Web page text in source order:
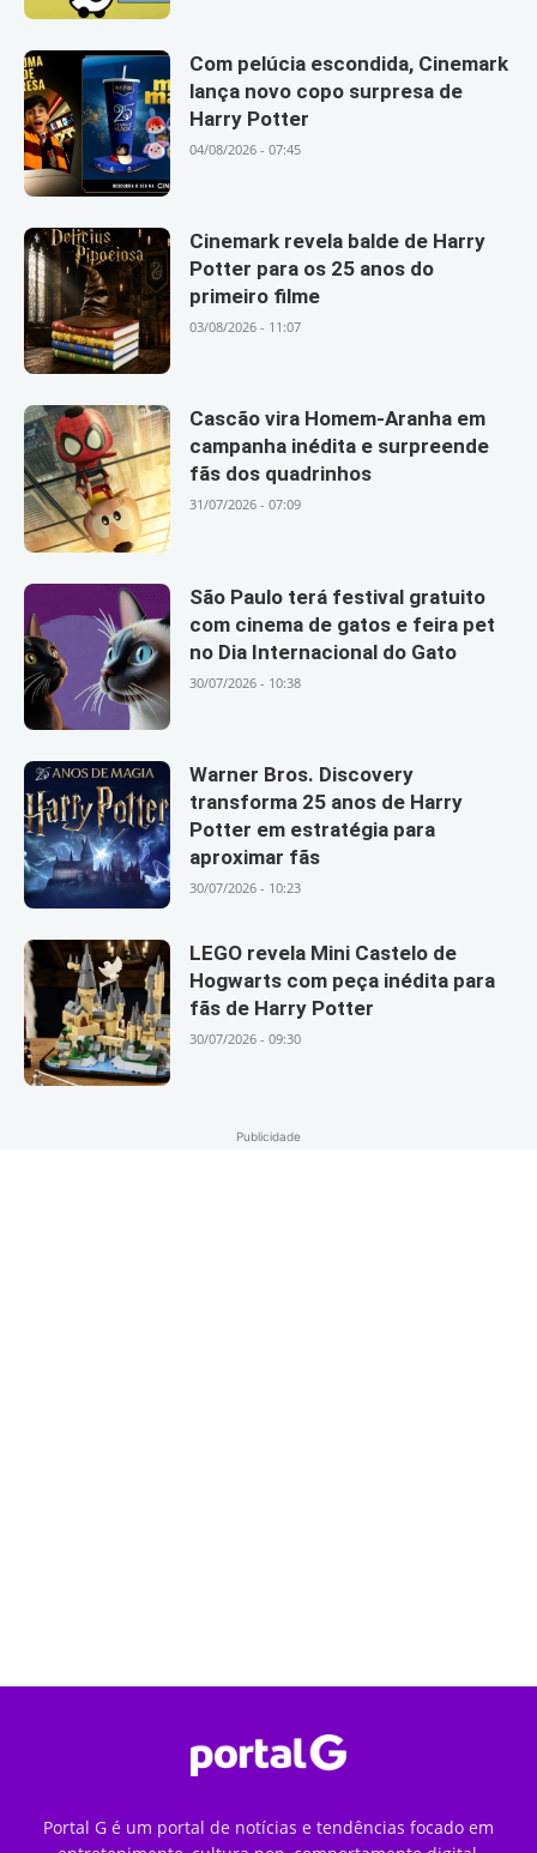
Com pelúcia escondida, Cinemark
lança novo copo surpresa de
Harry Potter
04/08/2026 - 07:45
Cinemark revela balde de Harry
Potter para os 25 anos do
primeiro filme
03/08/2026 - 11:07
Cascão vira Homem-Aranha em
campanha inédita e surpreende
fãs dos quadrinhos
31/07/2026 - 07:09
São Paulo terá festival gratuito
com cinema de gatos e feira pet
no Dia Internacional do Gato
30/07/2026 - 10:38
Warner Bros. Discovery
transforma 25 anos de Harry
Potter em estratégia para
aproximar fãs
30/07/2026 - 10:23
LEGO revela Mini Castelo de
Hogwarts com peça inédita para
fãs de Harry Potter
30/07/2026 - 09:30
Publicidade
Portal G é um portal de notícias e tendências focado em